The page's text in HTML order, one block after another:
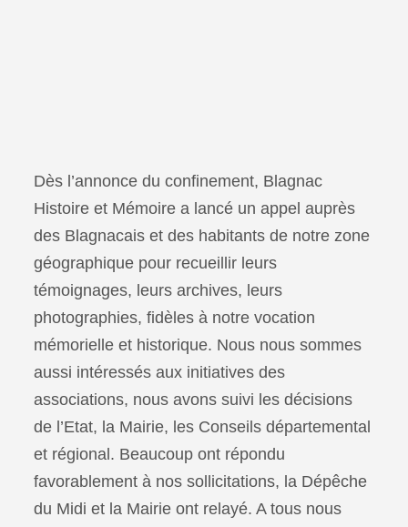
Dès l’annonce du confinement, Blagnac
Histoire et Mémoire a lancé un appel auprès
des Blagnacais et des habitants de notre zone
géographique pour recueillir leurs
témoignages, leurs archives, leurs
photographies, fidèles à notre vocation
mémorielle et historique. Nous nous sommes
aussi intéressés aux initiatives des
associations, nous avons suivi les décisions
de l’Etat, la Mairie, les Conseils départemental
et régional. Beaucoup ont répondu
favorablement à nos sollicitations, la Dépêche
du Midi et la Mairie ont relayé. A tous nous